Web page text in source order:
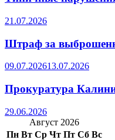
21.07.2026
Штраф за
09.07.202613.07.2026
Прокуратура
29.06.2026
Август 2026
Пн Вт Ср Чт Пт Сб Вс